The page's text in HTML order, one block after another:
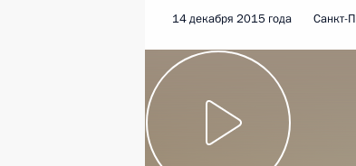
14 декабря 2015 года Санкт-